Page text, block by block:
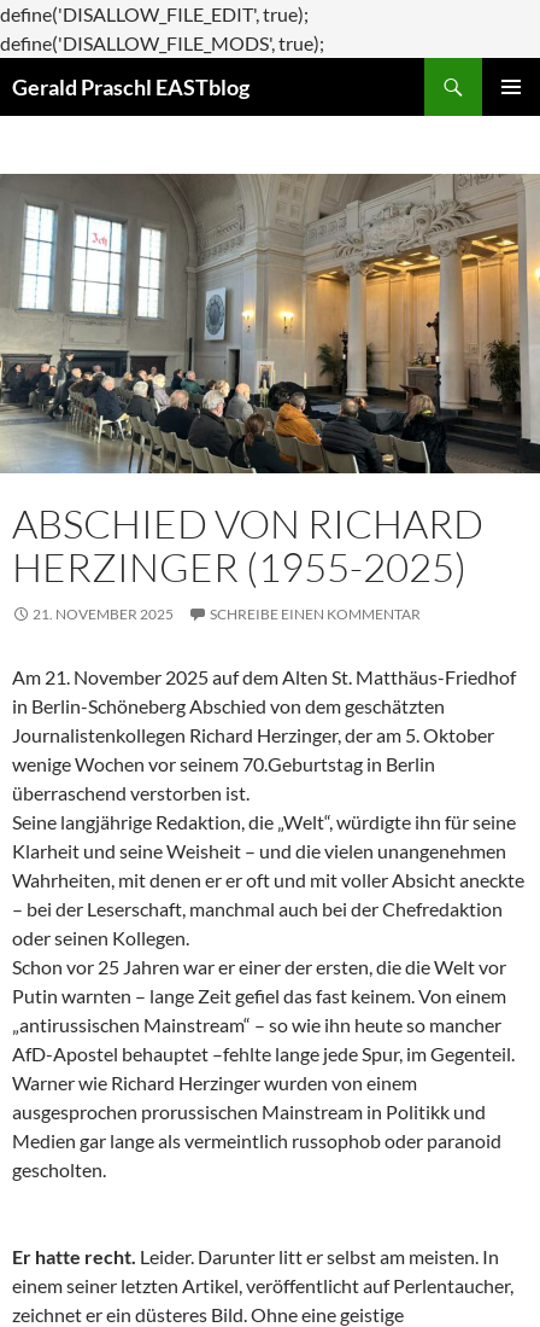
define('DISALLOW_FILE_EDIT', true);
define('DISALLOW_FILE_MODS', true);
Gerald Praschl EASTblog
ABSCHIED VON RICHARD
HERZINGER (1955-2025)
21. NOVEMBER 2025 SCHREIBE EINEN KOMMENTAR
Am 21. November 2025 auf dem Alten St. Matthäus-Friedhof
in Berlin-Schöneberg Abschied von dem geschätzten
Journalistenkollegen Richard Herzinger, der am 5. Oktober
wenige Wochen vor seinem 70.Geburtstag in Berlin
überraschend verstorben ist.
Seine langjährige Redaktion, die „Welt“, würdigte ihn für seine
Klarheit und seine Weisheit – und die vielen unangenehmen
Wahrheiten, mit denen er er oft und mit voller Absicht aneckte
– bei der Leserschaft, manchmal auch bei der Chefredaktion
oder seinen Kollegen.
Schon vor 25 Jahren war er einer der ersten, die die Welt vor
Putin warnten – lange Zeit gefiel das fast keinem. Von einem
„antirussischen Mainstream“ – so wie ihn heute so mancher
AfD-Apostel behauptet –fehlte lange jede Spur, im Gegenteil.
Warner wie Richard Herzinger wurden von einem
ausgesprochen prorussischen Mainstream in Politikk und
Medien gar lange als vermeintlich russophob oder paranoid
gescholten.
Er hatte recht. Leider. Darunter litt er selbst am meisten. In
einem seiner letzten Artikel, veröffentlicht auf Perlentaucher,
zeichnet er ein düsteres Bild. Ohne eine geistige